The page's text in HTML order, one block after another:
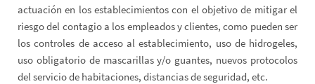
actuación en los establecimientos con el objetivo de mitigar el
riesgo del contagio a los empleados y clientes, como pueden ser
los controles de acceso al establecimiento, uso de hidrogeles,
uso obligatorio de mascarillas y/o guantes, nuevos protocolos
del servicio de habitaciones, distancias de seguridad, etc.